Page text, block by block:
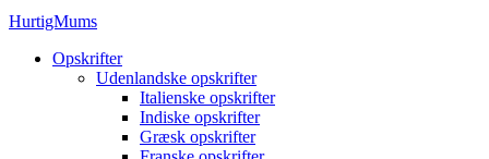
HurtigMums
Opskrifter
Udenlandske opskrifter
Italienske opskrifter
Indiske opskrifter
Græsk opskrifter